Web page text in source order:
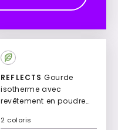
REFLECTS Gourde
isotherme avec
revêtement en poudre
2 coloris